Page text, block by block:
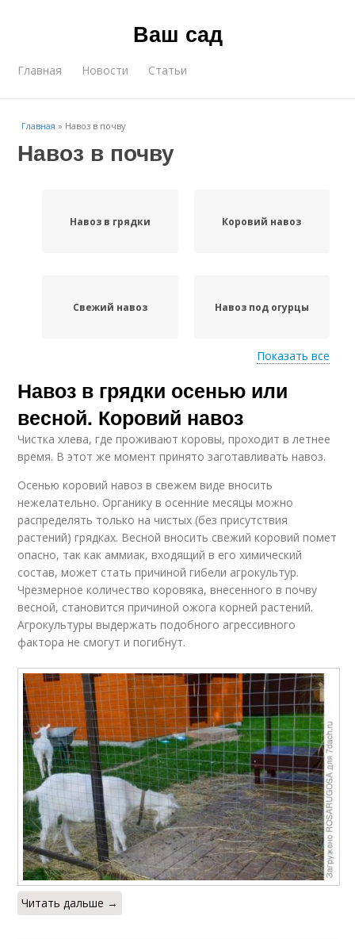
Ваш сад
Главная Новости Статьи
Главная » Навоз в почву
Навоз в почву
Навоз в грядки Коровий навоз
Свежий навоз Навоз под огурцы
Гранулированный
навоз
Навоз в качестве
Конский навоз
Кроличий навоз
Удобрения из навоза
Навоз под плодовые
деревья
Показать все
Навоз в грядки осенью или
весной. Коровий навоз
Чистка хлева, где проживают коровы, проходит в летнее
время. В этот же момент принято заготавливать навоз.
Осенью коровий навоз в свежем виде вносить
нежелательно. Органику в осенние месяцы можно
распределять только на чистых (без присутствия
растений) грядках. Весной вносить свежий коровий помет
опасно, так как аммиак, входящий в его химический
состав, может стать причиной гибели агрокультур.
Чрезмерное количество коровяка, внесенного в почву
весной, становится причиной ожога корней растений.
Агрокультуры выдержать подобного агрессивного
фактора не смогут и погибнут.
Читать дальше →